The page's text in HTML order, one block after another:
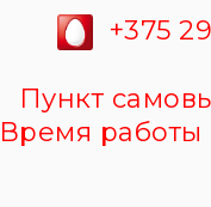
+375
Пункт
Время работы